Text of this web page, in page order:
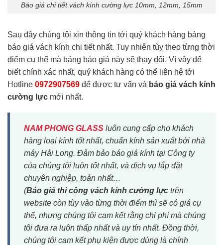
Báo giá chi tiết vách kính cường lực 10mm, 12mm, 15mm
Sau đây chúng tôi xin thông tin tới quý khách hàng bảng
báo giá vách kính chi tiết nhất. Tuy nhiên tùy theo từng thời
điểm cụ thể mà bảng báo giá này sẽ thay đổi. Vì vậy để
biết chính xác nhất, quý khách hàng có thể liên hệ tới
Hotline 0972907569 để được tư vấn và báo giá vách kính
cường lực mới nhất.
NAM PHONG GLASS luôn cung cấp cho khách
hàng loại kính tốt nhất, chuẩn kính sản xuất bởi nhà
máy Hải Long. Đảm bảo báo giá kính tại Công ty
của chúng tôi luôn tốt nhất, và dịch vụ lắp đặt
chuyên nghiệp, toàn nhất…
(Báo giá thi công vách kính cường lực trên
website còn tùy vào từng thời điểm thì sẽ có giá cụ
thể, nhưng chúng tôi cam kết rằng chi phí mà chúng
tôi đưa ra luôn thấp nhất và uy tín nhất. Đồng thời,
chúng tôi cam kết phụ kiện được dùng là chính